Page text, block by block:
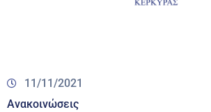
11/11/2021
Ανακοινώσεις